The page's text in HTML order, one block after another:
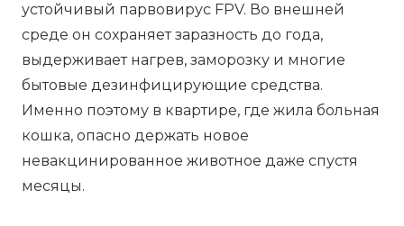
устойчивый парвовирус FPV. Во внешней
среде он сохраняет заразность до года,
выдерживает нагрев, заморозку и многие
бытовые дезинфицирующие средства.
Именно поэтому в квартире, где жила больная
кошка, опасно держать новое
невакцинированное животное даже спустя
месяцы.